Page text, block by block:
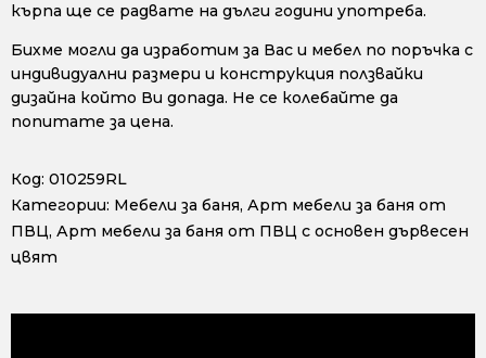
кърпа ще се радвате на дълги години употреба.
Бихме могли да изработим за Вас и мебел по поръчка с
индивидуални размери и конструкция ползвайки
дизайна който Ви допада. Не се колебайте да
попитате за цена.
Код: 010259RL
Категории: Мебели за баня, Арт мебели за баня от
ПВЦ, Арт мебели за баня от ПВЦ с основен дървесен
цвят